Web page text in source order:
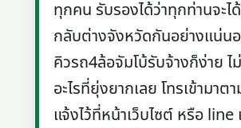
ทุกคน รับรองได้ว่าทุกท่านจะไ
กลับต่างจังหวัดกันอย่างแน่น
คิวรถ4ล้อจัมโบ้รับจ้างก็ง่าย
อะไรที่ยุ่งยากเลย โทรเข้ามาต
แจ้งไว้ที่หน้าเว็บไซต์ หรือ line